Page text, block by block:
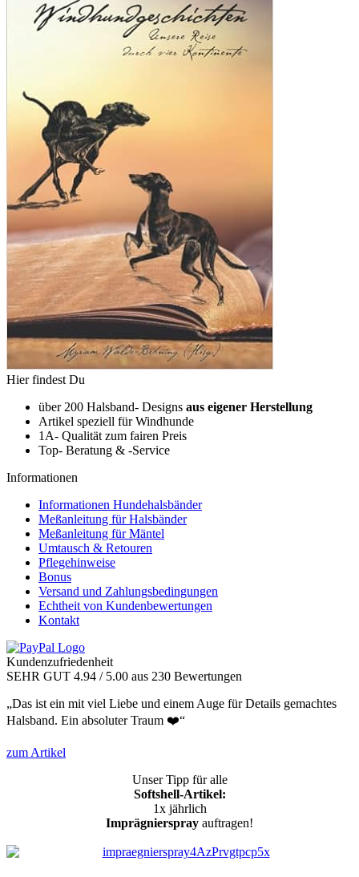
Hier findest Du
über 200 Halsband- Designs aus eigener Herstellung
Artikel speziell für Windhunde
1A- Qualität zum fairen Preis
Top- Beratung & -Service
Informationen
Informationen Hundehalsbänder
Meßanleitung für Halsbänder
Meßanleitung für Mäntel
Umtausch & Retouren
Pflegehinweise
Bonus
Versand und Zahlungsbedingungen
Echtheit von Kundenbewertungen
Kontakt
Kundenzufriedenheit
SEHR GUT 4.94 / 5.00 aus 230 Bewertungen
„Das ist ein mit viel Liebe und einem Auge für Details gemachtes
Halsband. Ein absoluter Traum ❤️“
zum Artikel
Unser Tipp für alle
Softshell-Artikel:
1x jährlich
Imprägnierspray auftragen!